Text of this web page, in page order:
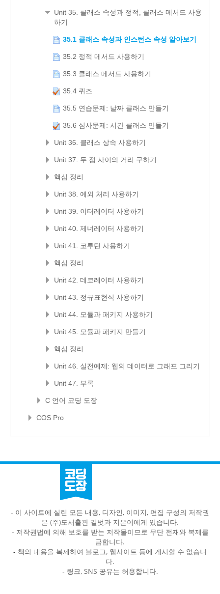
Unit 35. 클래스 속성과 정적, 클래스 메서드 사용
하기
35.1 클래스 속성과 인스턴스 속성 알아보기
35.2 정적 메서드 사용하기
35.3 클래스 메서드 사용하기
35.4 퀴즈
35.5 연습문제: 날짜 클래스 만들기
35.6 심사문제: 시간 클래스 만들기
Unit 36. 클래스 상속 사용하기
Unit 37. 두 점 사이의 거리 구하기
핵심 정리
Unit 38. 예외 처리 사용하기
Unit 39. 이터레이터 사용하기
Unit 40. 제너레이터 사용하기
Unit 41. 코루틴 사용하기
핵심 정리
Unit 42. 데코레이터 사용하기
Unit 43. 정규표현식 사용하기
Unit 44. 모듈과 패키지 사용하기
Unit 45. 모듈과 패키지 만들기
핵심 정리
Unit 46. 실전예제: 웹의 데이터로 그래프 그리기
Unit 47. 부록
C 언어 코딩 도장
COS Pro
- 이 사이트에 실린 모든 내용, 디자인, 이미지, 편집 구성의 저작권
은 (주)도서출판 길벗과 지은이에게 있습니다.
- 저작권법에 의해 보호를 받는 저작물이므로 무단 전재와 복제를
금합니다.
- 책의 내용을 복제하여 블로그, 웹사이트 등에 게시할 수 없습니
다.
- 링크, SNS 공유는 허용합니다.